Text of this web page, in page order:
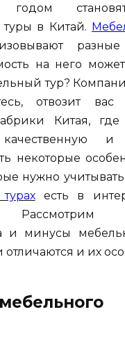
в Китай.
на него может
тур?
отвозит
Китая,
и
некоторые
нужно учитывать.
есть в
Рассмотрим
и минусы
и их